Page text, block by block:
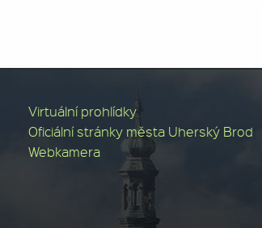
Virtuální prohlídky
Oficiální stránky města Uherský Brod
Webkamera